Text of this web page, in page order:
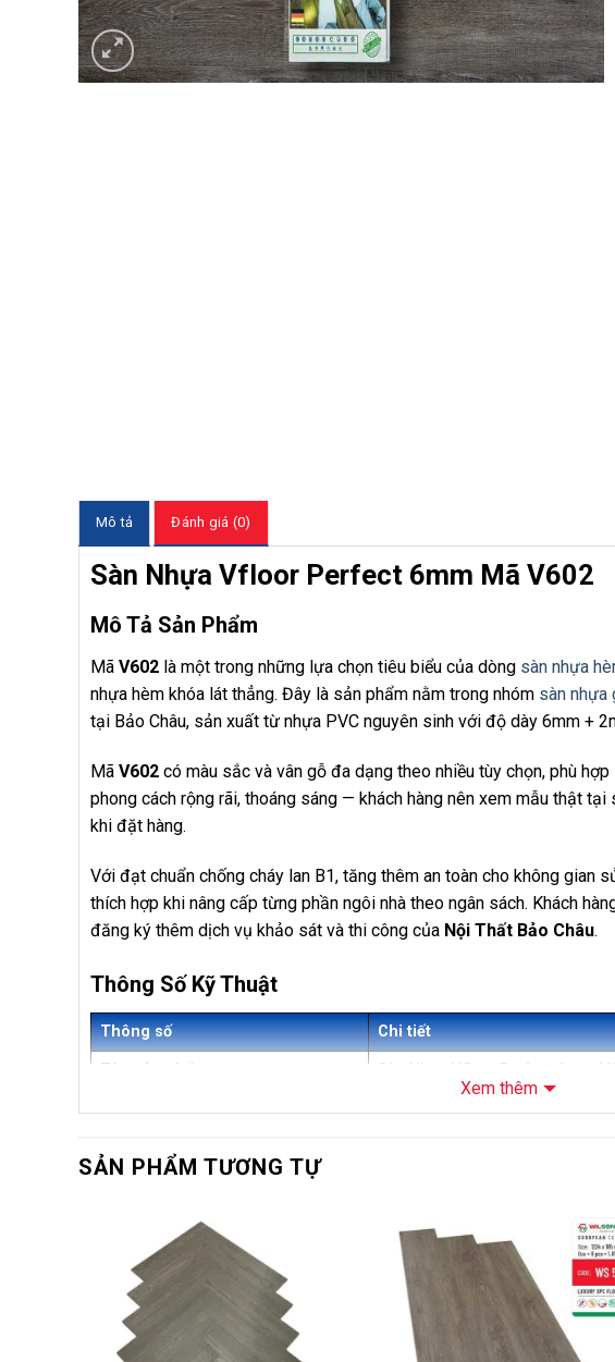
Mô tả Đánh giá (0)
Sàn Nhựa Vfloor Perfect 6mm Mã V602
Mô Tả Sản Phẩm
Mã V602 là một trong những lựa chọn tiêu biểu của dòng sàn nhựa
nhựa hèm khóa lát thẳng. Đây là sản phẩm nằm trong nhóm sàn nhựa
tại Bảo Châu, sản xuất từ nhựa PVC nguyên sinh với độ dày 6mm +
Mã V602 có màu sắc và vân gỗ đa dạng theo nhiều tùy chọn, phù
phong cách rộng rãi, thoáng sáng — khách hàng nên xem mẫu thật
khi đặt hàng.
Với đạt chuẩn chống cháy lan B1, tăng thêm an toàn cho không gian
thích hợp khi nâng cấp từng phần ngôi nhà theo ngân sách. Khách
đăng ký thêm dịch vụ khảo sát và thi công của Nội Thất Bảo Châu.
Thông Số Kỹ Thuật
Thông số Chi tiết
Tên sản phẩm Sàn Nhựa Vfloor Perfect 6mm
Kích thước Dài 1200 x Rộng 150 mm x Dày
Số lượng tấm/hộp 10 tấm/hộp
Diện tích/hộp 1,8m²
Xem thêm
SẢN PHẨM TƯƠNG TỰ